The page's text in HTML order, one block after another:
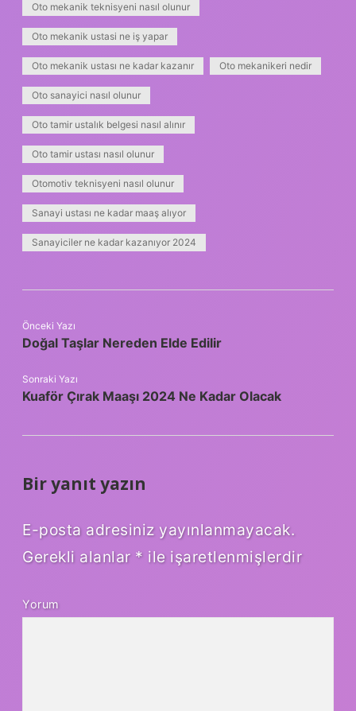
Oto mekanik teknisyeni nasıl olunur
Oto mekanik ustasi ne iş yapar
Oto mekanik ustası ne kadar kazanır Oto mekanikeri nedir
Oto sanayici nasıl olunur
Oto tamir ustalık belgesi nasıl alınır
Oto tamir ustası nasıl olunur
Otomotiv teknisyeni nasıl olunur
Sanayi ustası ne kadar maaş alıyor
Sanayiciler ne kadar kazanıyor 2024
Önceki Yazı
Doğal Taşlar Nereden Elde Edilir
Sonraki Yazı
Kuaför Çırak Maaşı 2024 Ne Kadar Olacak
Bir yanıt yazın
E-posta adresiniz yayınlanmayacak.
Gerekli alanlar * ile işaretlenmişlerdir
Yorum